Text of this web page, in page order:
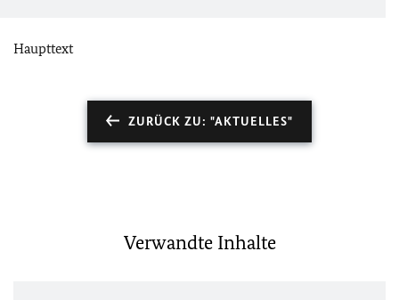
Haupttext
ZURÜCK ZU: "AKTUELLES"
Verwandte Inhalte